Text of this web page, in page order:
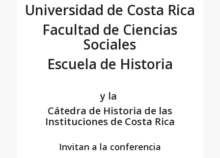
Universidad de Costa Rica
Facultad de Ciencias
Sociales
Escuela de Historia
y la
Cátedra de Historia de las
Instituciones de Costa Rica
Invitan a la conferencia